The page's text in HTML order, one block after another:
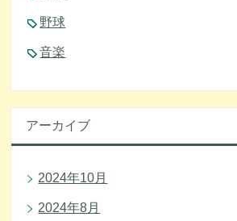
野球
音楽
アーカイブ
2024年10月
2024年8月